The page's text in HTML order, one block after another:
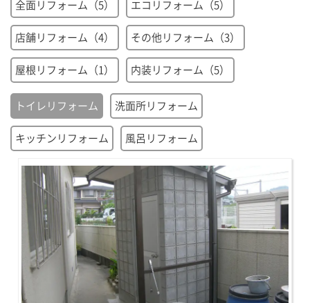
全面リフォーム（5） エコリフォーム（5）
店舗リフォーム（4） その他リフォーム（3）
屋根リフォーム（1） 内装リフォーム（5）
トイレリフォーム 洗面所リフォーム
キッチンリフォーム 風呂リフォーム